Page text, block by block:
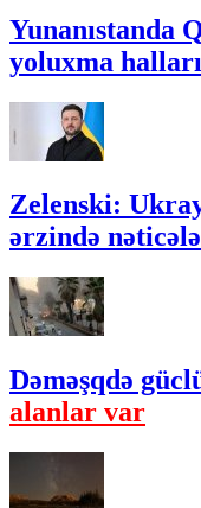
Yunanıstanda
yoluxma
Zelenski:
ərzində
Dəməşqdə
alanlar var